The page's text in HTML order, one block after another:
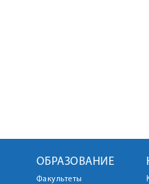
ОБРАЗОВАНИЕ
Факультеты